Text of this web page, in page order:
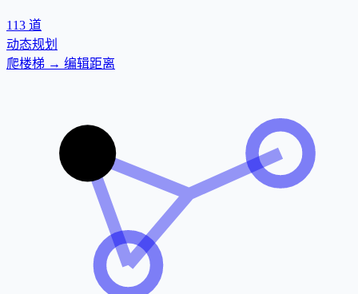
113 道
动态规划
爬楼梯 → 编辑距离